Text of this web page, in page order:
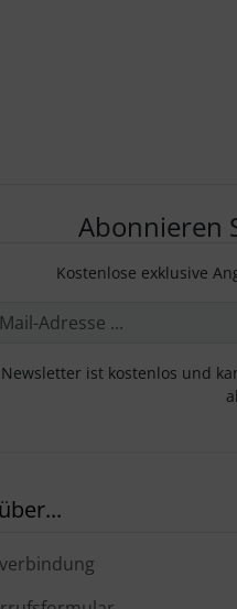
Abonnieren
Kostenlose exklusive
ist kostenlos und